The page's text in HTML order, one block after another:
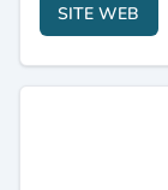
SITE WEB